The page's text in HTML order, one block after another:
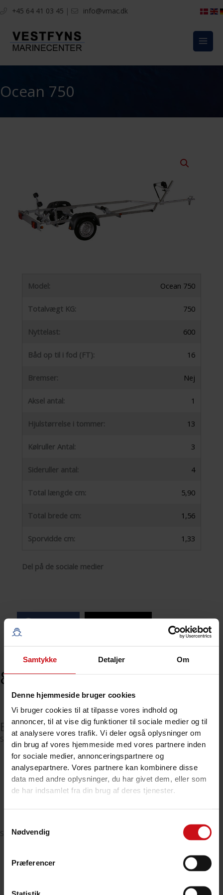
Samtykke Detaljer Om
Denne hjemmeside bruger cookies
Vi bruger cookies til at tilpasse vores indhold og
annoncer, til at vise dig funktioner til sociale medier og til
at analysere vores trafik. Vi deler også oplysninger om
din brug af vores hjemmeside med vores partnere inden
for sociale medier, annonceringspartnere og
analysepartnere. Vores partnere kan kombinere disse
data med andre oplysninger, du har givet dem, eller som
de har indsamlet fra din brug af deres tjenester.
Nødvendig
Præferencer
til
indholdet
+45 64 41 03 45 | info@vmac.dk
Ocean 750
Model: Ocean 750
Totalvægt KG: 750
Nyttelast: 600
Båd op til i fod (FT): 16
Bremser: Nej
Aksel antal: 1
Hjulstørrelse i tommer: 13
Kølruller Antal: 3
Sideruller antal: 4
Total længde cm: 5,90
Total brede cm: 1,56
Sporvidde cm: 1,33
Del på de sociale medier
Linkedin
8.995,00kr.
KONTAKT OS FOR YDERLIGERE INFORMATIONER
Beskrivelse
STANDARD UDSTYR
Ophalerspil med bånd
Helsvejst og varmgalvaniseret chassis
Justerbar stævnstøtte
Aftagelig lygteplade inden båd søsættes
STANDARD UDSTYR